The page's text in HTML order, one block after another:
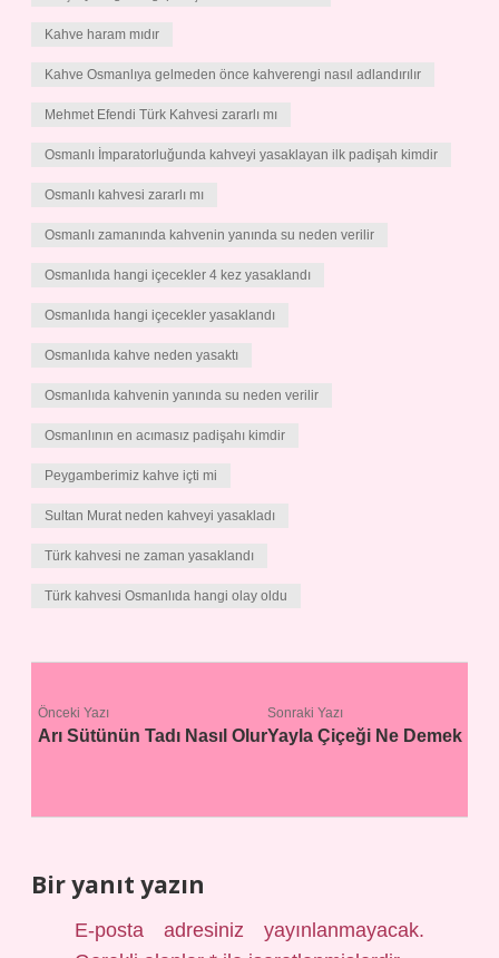
Kahve haram mıdır
Kahve Osmanlıya gelmeden önce kahverengi nasıl adlandırılır
Mehmet Efendi Türk Kahvesi zararlı mı
Osmanlı İmparatorluğunda kahveyi yasaklayan ilk padişah kimdir
Osmanlı kahvesi zararlı mı
Osmanlı zamanında kahvenin yanında su neden verilir
Osmanlıda hangi içecekler 4 kez yasaklandı
Osmanlıda hangi içecekler yasaklandı
Osmanlıda kahve neden yasaktı
Osmanlıda kahvenin yanında su neden verilir
Osmanlının en acımasız padişahı kimdir
Peygamberimiz kahve içti mi
Sultan Murat neden kahveyi yasakladı
Türk kahvesi ne zaman yasaklandı
Türk kahvesi Osmanlıda hangi olay oldu
Önceki Yazı
Arı Sütünün Tadı Nasıl Olur
Sonraki Yazı
Yayla Çiçeği Ne Demek
Bir yanıt yazın
E-posta adresiniz yayınlanmayacak.